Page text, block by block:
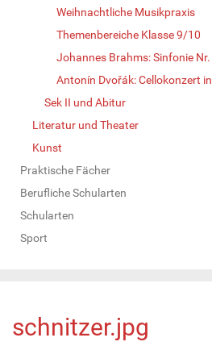
Weihnachtliche Musikpraxis
Themenbereiche Klasse 9/10
Johannes Brahms: Sinfonie
Antonín Dvořák: Cellokonzert
Sek II und Abitur
Literatur und Theater
Kunst
Praktische Fächer
Berufliche Schularten
Schularten
Sport
schnitzer.jpg